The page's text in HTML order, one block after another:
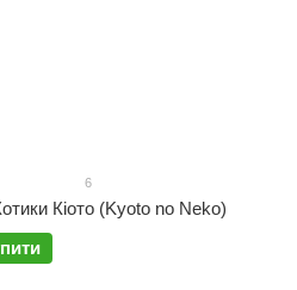
6
Кіото (Kyoto no Neko)